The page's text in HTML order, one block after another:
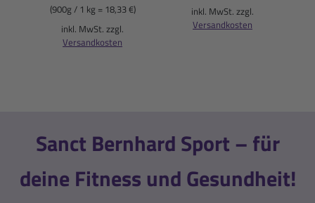
(900g / 1 kg = 18,33 €)
inkl. MwSt. zzgl.
Versandkosten
inkl. MwSt. zzgl.
Versandkosten
Sanct Bernhard Sport – für
deine Fitness und Gesundheit!